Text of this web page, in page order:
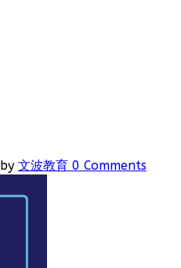
by 文波教育 0 Comments